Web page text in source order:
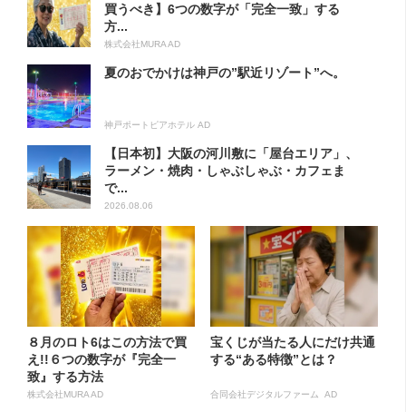
買うべき】6つの数字が「完全一致」する
方...
株式会社MURA AD
夏のおでかけは神戸の”駅近リゾート”へ。
神戸ポートピアホテル AD
【日本初】大阪の河川敷に「屋台エリア」、
ラーメン・焼肉・しゃぶしゃぶ・カフェま
で...
2026.08.06
８月のロト6はこの方法で買
え!!６つの数字が『完全一
致』する方法
株式会社MURA AD
宝くじが当たる人にだけ共通
する“ある特徴”とは？
合同会社デジタルファーム AD